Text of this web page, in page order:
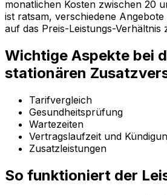
monatlichen Kosten zwischen 20
ist ratsam, verschiedene
auf das Preis-Leistungs-Verhältnis
Wichtige Aspekte bei
stationären
Tarifvergleich
Gesundheitsprüfung
Wartezeiten
Vertragslaufzeit und
Zusatzleistungen
So funktioniert der